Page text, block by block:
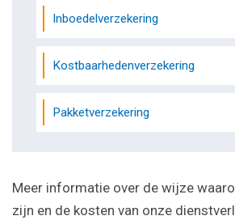
Inboedelverzekering
Kostbaarhedenverzekering
Pakketverzekering
Meer informatie over de wijze
zijn en de kosten van onze